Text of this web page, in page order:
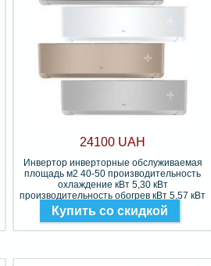
24100 UAH
Инвертор инверторные обслуживаемая
площадь м2 40-50 производительность
охлаждение кВт 5,30 кВт
производительность обогрев кВт 5,57 кВт
Фреон R-32
Купить со скидкой